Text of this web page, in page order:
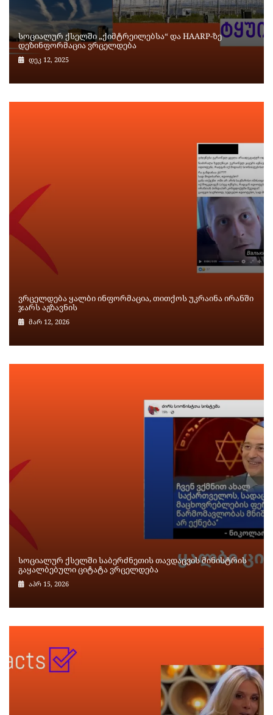
სოციალურ ქსელში „ქიმტრეილებსა“ და HAARP-ზე
დეზინფორმაცია ვრცელდება
დეკ 12, 2025
ვრცელდება ყალბი ინფორმაცია, თითქოს უკრაინა ირანში
ჯარს აგზავნის
მარ 12, 2026
სოციალურ ქსელში საბერძნეთის თავდაცვის მინისტრის
გაყალბებული ციტატა ვრცელდება
აპრ 15, 2026